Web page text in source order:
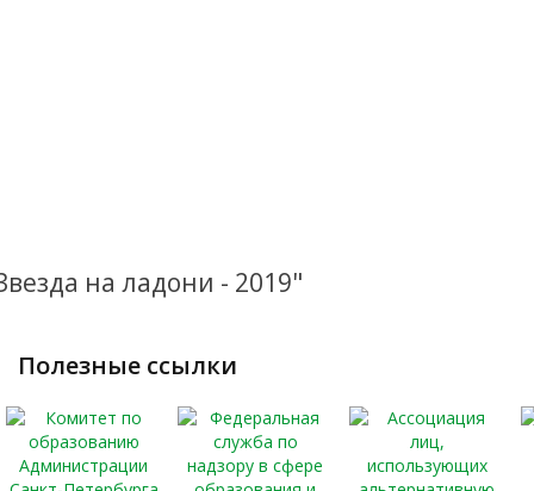
на ладони - 2019"
полезные ссылки